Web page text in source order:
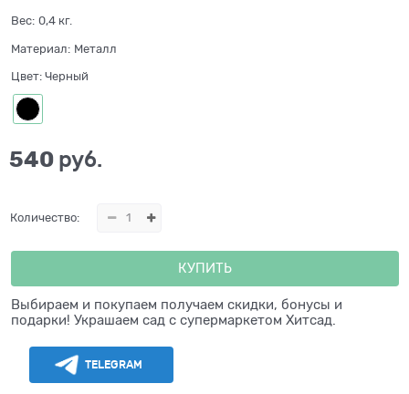
Вес: 0,4 кг.
Материал: Металл
Цвет: Черный
540 руб.
Количество:
КУПИТЬ
Выбираем и покупаем получаем скидки, бонусы и
подарки! Украшаем сад с супермаркетом Хитсад.
TELEGRAM